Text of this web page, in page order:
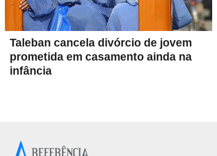
Taleban cancela divórcio de jovem
prometida em casamento ainda na
infância